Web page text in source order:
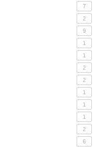
7
2
9
1
1
2
2
1
1
1
2
6